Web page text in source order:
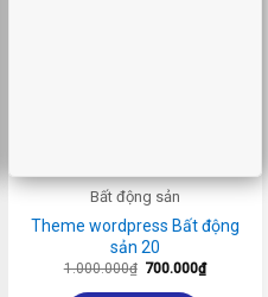
Bất động sản
Theme wordpress Bất động
sản 20
1.000.000₫ Giá
là:
700.000₫Giá
hiện